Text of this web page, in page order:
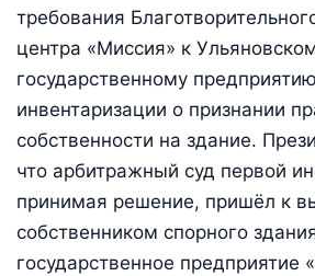
требования
центра «Миссия» к
государственному
инвентаризации о признании
собственности на здание.
что арбитражный суд первой
принимая решение, пришёл к
собственником спорного
государственное предприятие